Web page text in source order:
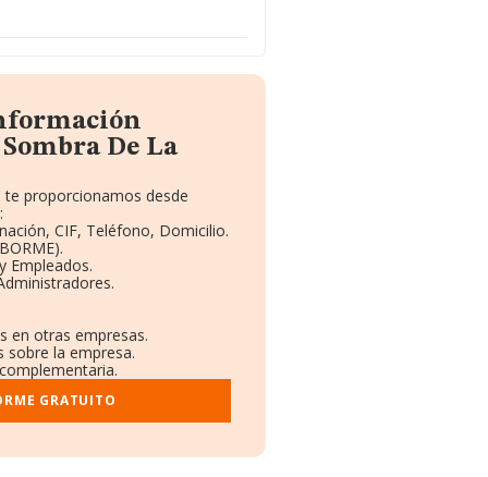
De La
proporcionamos desde
CIF, Teléfono, Domicilio.
Empleados.
en otras empresas.
sobre la empresa.
GRATUITO